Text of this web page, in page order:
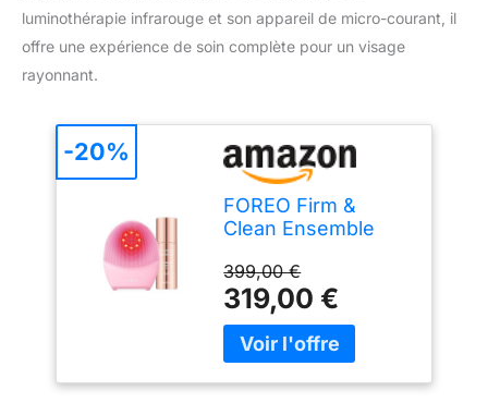
luminothérapie infrarouge et son appareil de micro-courant, il
offre une expérience de soin complète pour un visage
rayonnant.
FOREO Firm &
Clean Ensemble
nettoyante normale
pour le visage +
sérum surchargé
2.0, 30 ml –
Thérapie par la
lumière proche
399,00 €
319,00 €
-20%